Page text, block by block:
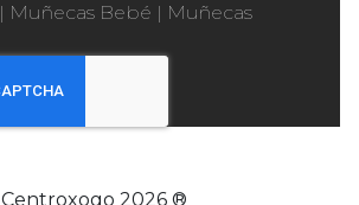
| Muñecas Bebé | Muñecas
Centroxogo 2026 ®